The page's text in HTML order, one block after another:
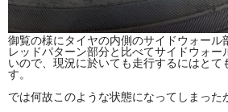
御覧の様にタイヤの内側のサイドウォール
レッドパターン部分と比べてサイドウォー
いので、現況に於いても走行するにはとて
す。
では何故このような状態になってしまった